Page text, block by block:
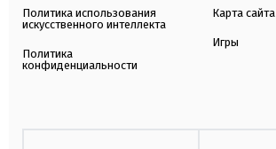
Политика использования
искусственного интеллекта
Политика
конфиденциальности
Карта сайта
Игры